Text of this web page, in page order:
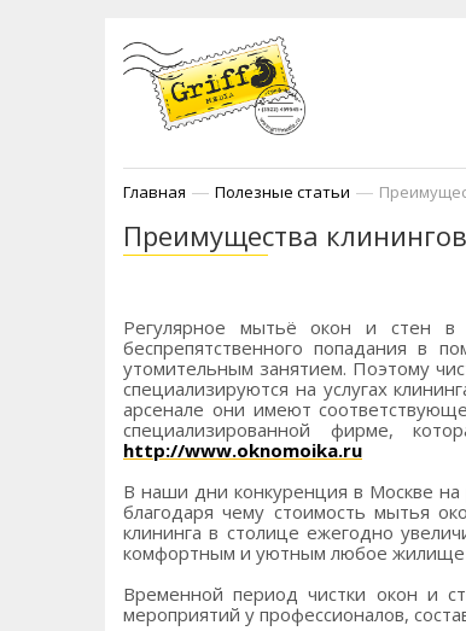
Главная — Полезные статьи —
Преимущества
Регулярное мытьё окон и стен в
беспрепятственного попадания в
утомительным занятием. Поэтому
специализируются на услугах
арсенале они имеют
специализированной фирме,
http://www.oknomoika.ru
В наши дни конкуренция в Москве на
благодаря чему стоимость мытья
клининга в столице ежегодно
комфортным и уютным любое жилище
Временной период чистки окон и
мероприятий у профессионалов,